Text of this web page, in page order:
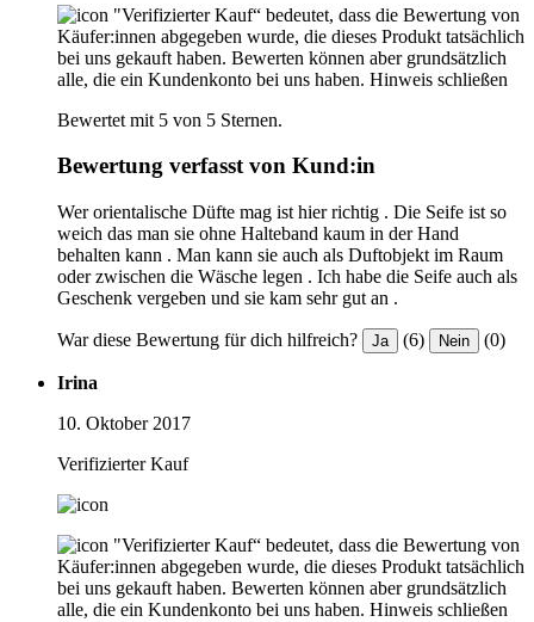
"Verifizierter Kauf“ bedeutet, dass die Bewertung von
Käufer:innen abgegeben wurde, die dieses Produkt tatsächlich
bei uns gekauft haben. Bewerten können aber grundsätzlich
alle, die ein Kundenkonto bei uns haben. Hinweis schließen
Bewertet mit 5 von 5 Sternen.
Bewertung verfasst von Kund:in
Wer orientalische Düfte mag ist hier richtig . Die Seife ist so
weich das man sie ohne Halteband kaum in der Hand
behalten kann . Man kann sie auch als Duftobjekt im Raum
oder zwischen die Wäsche legen . Ich habe die Seife auch als
Geschenk vergeben und sie kam sehr gut an .
War diese Bewertung für dich hilfreich? Ja (6) Nein (0)
Irina
10. Oktober 2017
Verifizierter Kauf
"Verifizierter Kauf“ bedeutet, dass die Bewertung von
Käufer:innen abgegeben wurde, die dieses Produkt tatsächlich
bei uns gekauft haben. Bewerten können aber grundsätzlich
alle, die ein Kundenkonto bei uns haben. Hinweis schließen